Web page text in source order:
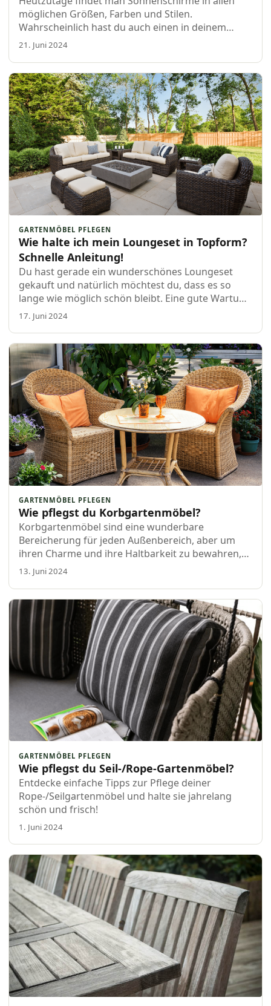
möglichen Größen, Farben und Stilen.
Wahrscheinlich hast du auch einen in deinem
Garten stehen. Sonnenschirme sind großartig,
aber sie brauchen etwas Liebe und
Aufmerksamkeit â€¦
21. Juni 2024
GARTENMÖBEL PFLEGEN
Wie halte ich mein Loungeset in Topform?
Schnelle Anleitung!
Du hast gerade ein wunderschönes Loungeset
gekauft und natürlich möchtest du, dass es so
lange wie möglich schön bleibt. Eine gute Wartung
ist der Schlüssel zu jahrelanger Freude mit deinem
Loungeset. In diesem Blog teilen wir hâ€¦
17. Juni 2024
GARTENMÖBEL PFLEGEN
Wie pflegst du Korbgartenmöbel?
Korbgartenmöbel sind eine wunderbare
Bereicherung für jeden Außenbereich, aber um
ihren Charme und ihre Haltbarkeit zu bewahren,
ist es wichtig, sie richtig zu pflegen. Egal ob du
eine gemütliche Sitzecke für sommerliche
Grillabende geschaffen hast oder einen
Entspannungsplatz für ruhige Momente mit
einem Buch…
13. Juni 2024
GARTENMÖBEL PFLEGEN
Wie pflegst du Seil-/Rope-Gartenmöbel?
Entdecke einfache Tipps zur Pflege deiner
Rope-/Seilgartenmöbel und halte sie jahrelang
schön und frisch!
1. Juni 2024